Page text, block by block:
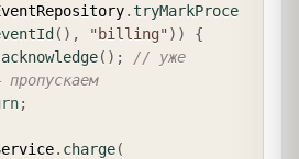
.tryMarkProce
( ) , "billing") )
{
acknowledge( ) ;
// уже
пропускаем
;
. charge(